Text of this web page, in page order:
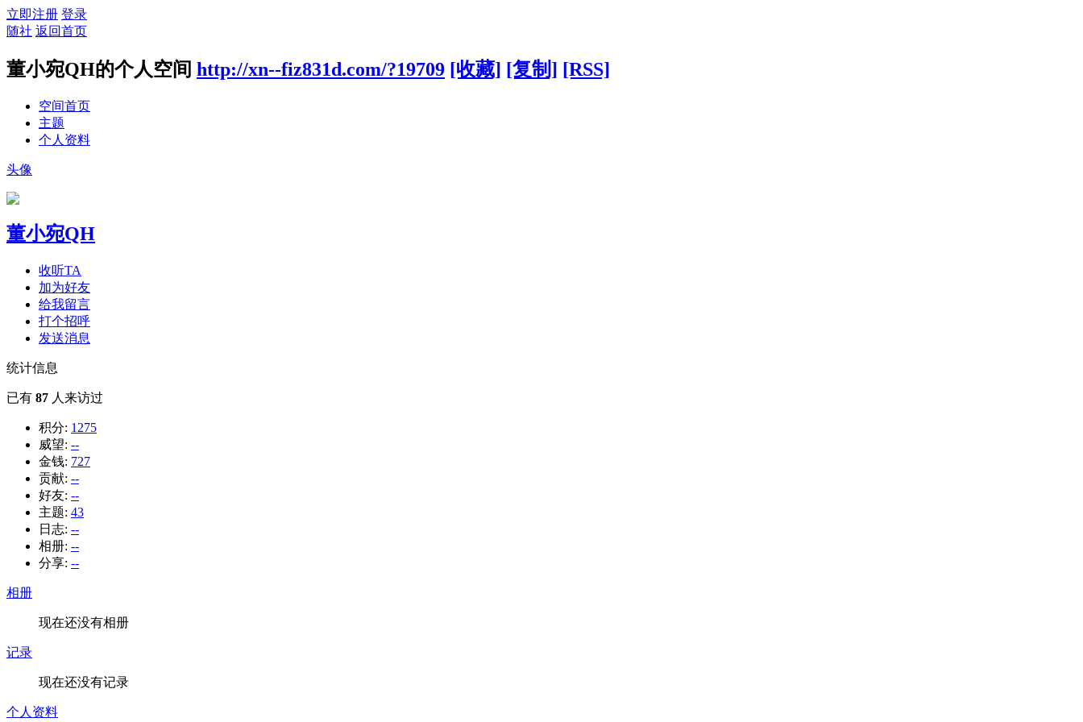
立即注册 登录
随社 返回首页
董小宛QH的个人空间 http://xn--fiz831d.com/?19709 [收藏] [复制] [RSS]
空间首页
主题
个人资料
头像
董小宛QH
收听TA
加为好友
给我留言
打个招呼
发送消息
统计信息
已有 87 人来访过
积分: 1275
威望: --
金钱: 727
贡献: --
好友: --
主题: 43
日志: --
相册: --
分享: --
相册
现在还没有相册
记录
现在还没有记录
个人资料